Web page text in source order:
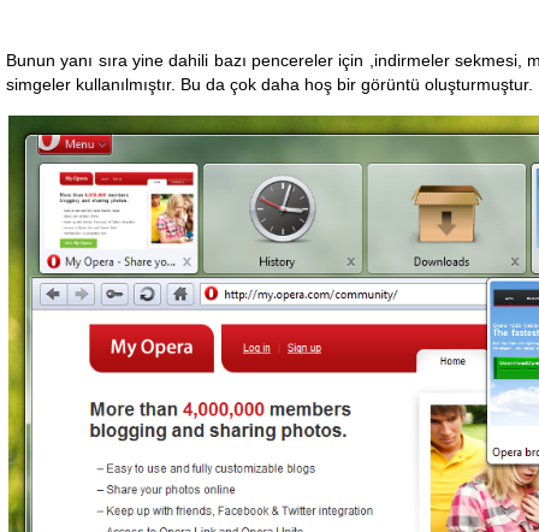
Bunun yanı sıra yine dahili bazı pencereler için ,indirmeler sekmesi,
simgeler kullanılmıştır. Bu da çok daha hoş bir görüntü oluşturmuştur.